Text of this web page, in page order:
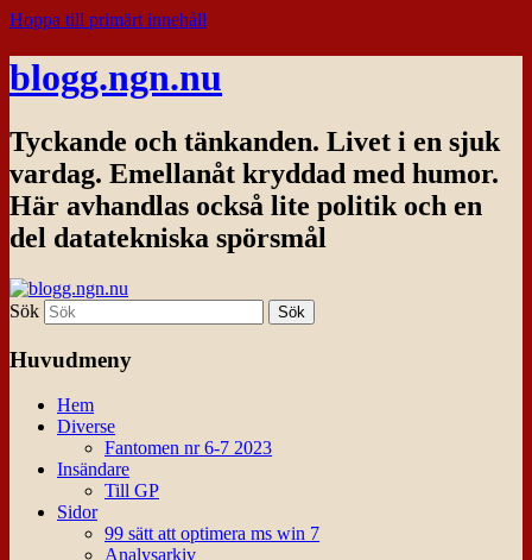
Hoppa till primärt innehåll
blogg.ngn.nu
Tyckande och tänkanden. Livet i en sjuk
vardag. Emellanåt kryddad med humor.
Här avhandlas också lite politik och en
del datatekniska spörsmål
Sök
Huvudmeny
Hem
Diverse
Fantomen nr 6-7 2023
Insändare
Till GP
Sidor
99 sätt att optimera ms win 7
Analysarkiv